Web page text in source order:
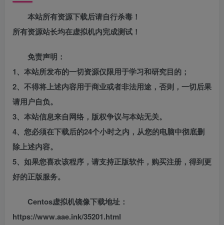
本站所有资源下载后请自行杀毒！
所有资源站长均在虚拟机内完成测试！
免责声明：
1、本站所发布的一切资源仅限用于学习和研究目的；
2、不得将上述内容用于商业或者非法用途，否则，一切后果
请用户自负。
3、本站信息来自网络，版权争议与本站无关。
4、您必须在下载后的24个小时之内，从您的电脑中彻底删
除上述内容。
5、如果您喜欢该程序，请支持正版软件，购买注册，得到更
好的正版服务。
Centos虚拟机镜像下载地址：
https://www.aae.ink/35201.html